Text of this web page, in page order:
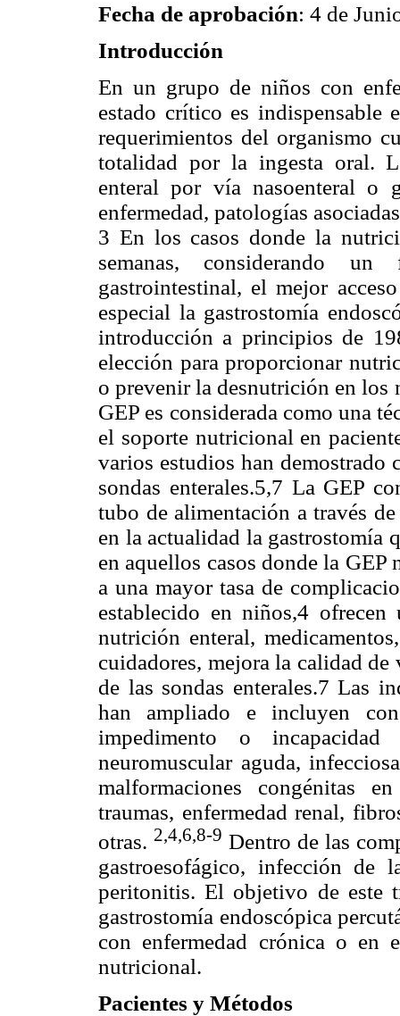
Fecha de aprobación: 4 de
Introducción
En un grupo de niños con
estado crítico es indispensable
requerimientos del organismo
totalidad por la ingesta oral.
enteral por vía nasoenteral o
enfermedad, patologías
3 En los casos donde la
semanas, considerando un
gastrointestinal, el mejor
especial la gastrostomía
introducción a principios de
elección para proporcionar
o prevenir la desnutrición en los
GEP es considerada como una
el soporte nutricional en
varios estudios han demostrado
sondas enterales.5,7 La GEP
tubo de alimentación a través
en la actualidad la gastrostomía
en aquellos casos donde la GEP
a una mayor tasa de
establecido en niños,4
nutrición enteral,
cuidadores, mejora la calidad
de las sondas enterales.7 Las
han ampliado e incluyen
impedimento o
neuromuscular aguda,
malformaciones congénitas
traumas, enfermedad renal,
otras. 2,4,6,8-9 Dentro de las
gastroesofágico, infección de
peritonitis. El objetivo de este
gastrostomía endoscópica
con enfermedad crónica o en
nutricional.
Pacientes y Métodos